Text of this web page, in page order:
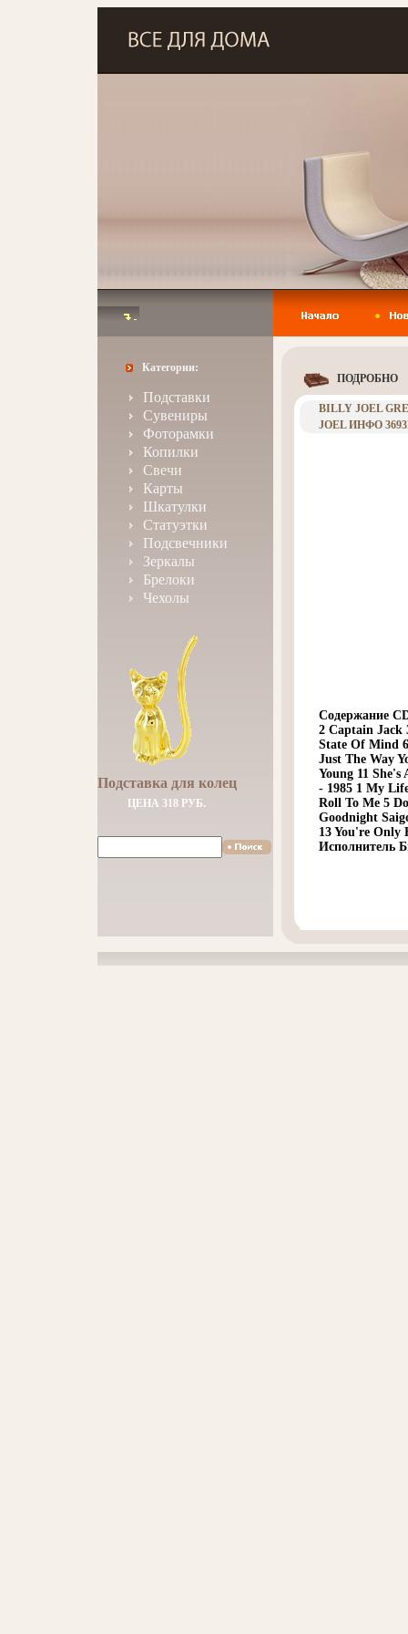
Категории:
Подставки
Сувениры
Фоторамки
Копилки
Свечи
Карты
Шкатулки
Статуэтки
Подсвечники
Зеркалы
Брелоки
Чехолы
Подставка для колец
ЦЕНА 318 РУБ.
ПОДРОБНО
BILLY JOEL
JOEL ИНФО
Содержание
2 Captain Jack
State Of Mind
Just The Way
Young 11
- 1985 1 My
Roll To Me 5
Goodnight
13 You're Only
Исполнитель